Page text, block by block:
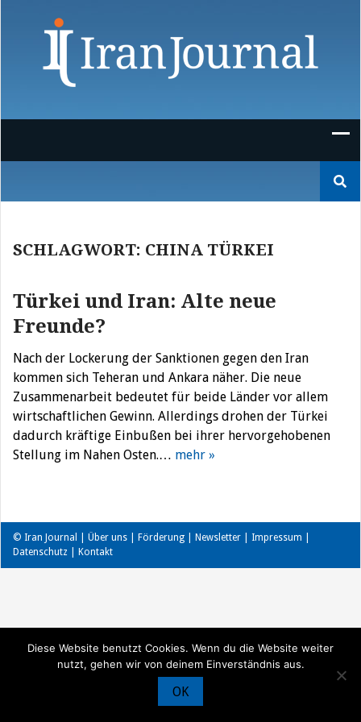
nach:
SCHLAGWORT: CHINA TÜRKEI
Türkei und Iran: Alte neue
Freunde?
Nach der Lockerung der Sanktionen gegen den Iran
kommen sich Teheran und Ankara näher. Die neue
Zusammenarbeit bedeutet für beide Länder vor allem
wirtschaftlichen Gewinn. Allerdings drohen der Türkei
dadurch kräftige Einbußen bei ihrer hervorgehobenen
Stellung im Nahen Osten.… mehr »
© Iran Journal | Über uns Förderung Newsletter Impressum
Datenschutz
Kontakt
Diese Website benutzt Cookies. Wenn du die Website weiter
nutzt, gehen wir von deinem Einverständnis aus.
OK